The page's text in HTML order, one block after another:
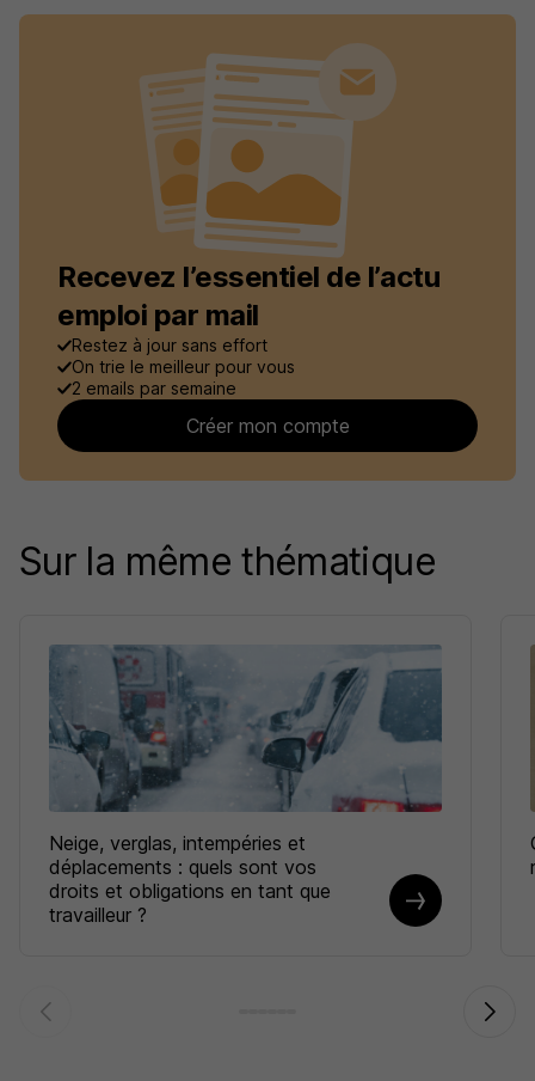
Recevez l’essentiel de l’actu
emploi par mail
Restez à jour sans effort
On trie le meilleur pour vous
2 emails par semaine
Créer mon compte
Sur la même thématique
Neige, verglas, intempéries et
déplacements : quels sont vos
droits et obligations en tant que
travailleur ?